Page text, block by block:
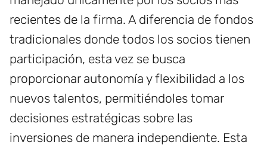
recientes de la firma. A diferencia de fondos
tradicionales donde todos los socios tienen
participación, esta vez se busca
proporcionar autonomía y flexibilidad a los
nuevos talentos, permitiéndoles tomar
decisiones estratégicas sobre las
inversiones de manera independiente. Esta